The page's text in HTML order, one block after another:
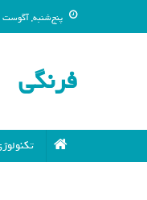
پنج‌شنبه, آگوست 06, 2026
فرنگی